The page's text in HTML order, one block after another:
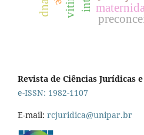
dna
Revista de Ciências Jurídicas
e-ISSN: 1982-1107
E-mail: rcjuridica@unipar.br